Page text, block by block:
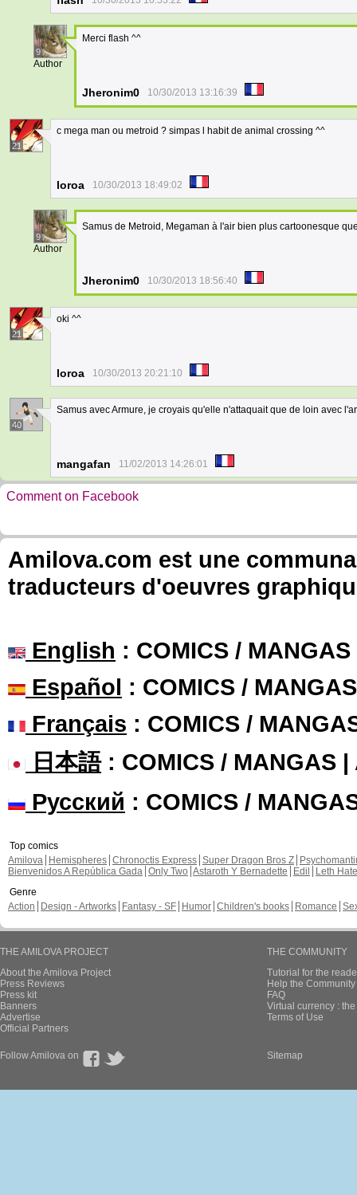
9
Author
Merci flash ^^
Jheronim0 10/30/2013 13:16:39
21
c mega man ou metroid ? simpas l habit de animal crossing ^^
loroa 10/30/2013 18:49:02
9
Author
Samus de Metroid, Megaman à l'air bien plus cartoonesque
Jheronim0 10/30/2013 18:56:40
21
oki ^^
loroa 10/30/2013 20:21:10
40
Samus avec Armure, je croyais qu'elle n'attaquait que de loin avec
mangafan 11/02/2013 14:26:01
Comment on Facebook
Amilova.com est une
traducteurs d'oeuvres
English : COMICS /
Español : COMICS /
Français : COMICS /
日本語: COMICS / MANGAS |
Русский : COMICS /
Top comics
Amilova
Hemispheres Chronoctis Express Super Dragon Bros Z
Bienvenidos A República Gada Only Two Astaroth Y Bernadette Edil
Leth Hate
Genre
Action
Design - Artworks Fantasy - SF Humor Children's books Romance
THE AMILOVA PROJECT
About the Amilova Project
Press Reviews
Press kit
Banners
Advertise
Official Partners
THE COMMUNITY
Tutorial for the
Help the
FAQ
Virtual currency :
Terms of Use
Follow Amilova on Sitemap